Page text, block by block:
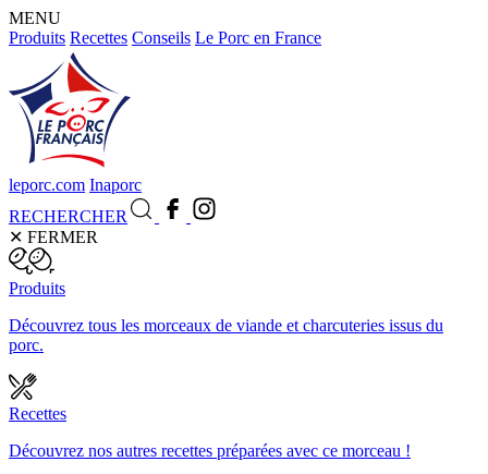
MENU
Produits Recettes Conseils Le Porc en France
leporc.com Inaporc
RECHERCHER
✕ FERMER
Produits
Découvrez tous les morceaux de viande et charcuteries issus du
porc.
Recettes
Découvrez nos autres recettes préparées avec ce morceau !